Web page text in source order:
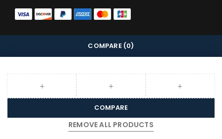
COMPARE (0)
COMPARE
REMOVE ALL PRODUCTS